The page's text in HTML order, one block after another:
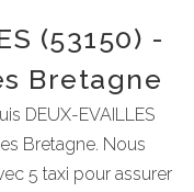
(53150) -
Bretagne
DEUX-EVAILLES
Bretagne. Nous
5 taxi pour assurer